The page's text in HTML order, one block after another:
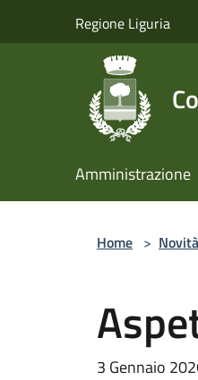
Regione Liguria
Amministrazione
Home > Novità
3 Gennaio